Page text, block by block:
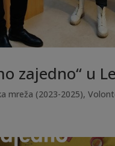
zajedno“ u
mreža (2023-2025),